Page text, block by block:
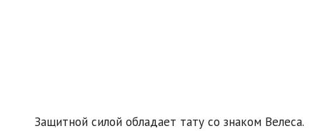
Защитной силой обладает тату со знаком Велеса.